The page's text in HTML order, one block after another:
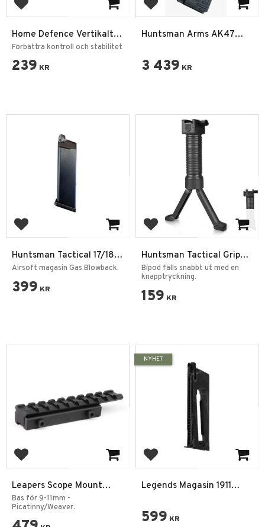
Add to favorites
Home Defence Vertikalt
Grepp 20 mm – För HDR50
/ Airsoft
Förbättra kontroll och stabilitet
239 KR
Add to favorites
Huntsman Arms AK47
.177 – Metall – Svart
3 439 KR
Add to favorites
Huntsman Tactical 17/18
Series GBB Glock Magasin
Airsoft magasin Gas Blowback.
399 KR
Add to favorites
Huntsman Tactical Grip
Bipod
Bipod fälls snabbt ut med en
knapptryckning.
159 KR
Add to favorites
Leapers Scope Mount
Base 9-11mm/Weaver
Adapter
Bas för 9-11mm -
Picatinny/Weaver.
Add to favorites
Legends Magasin 1911
BB
599 KR
NYHET